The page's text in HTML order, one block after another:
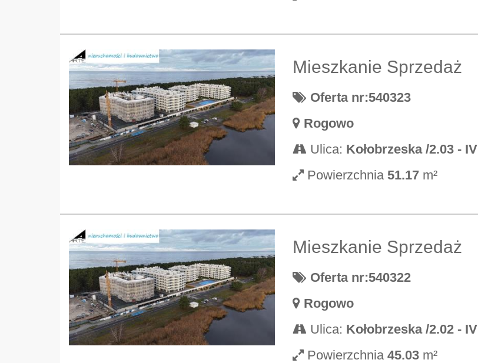
Mieszkanie Sprzedaż
Oferta nr:540323
Rogowo
Ulica: Kołobrzeska /2.03 - IV
Powierzchnia 51.17 m²
Mieszkanie Sprzedaż
Oferta nr:540322
Rogowo
Ulica: Kołobrzeska /2.02 - IV
Powierzchnia 45.03 m²